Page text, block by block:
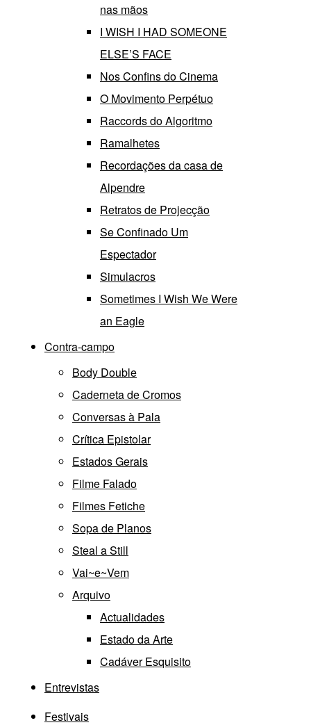
nas mãos
I WISH I HAD SOMEONE
ELSE’S FACE
Nos Confins do Cinema
O Movimento Perpétuo
Raccords do Algoritmo
Ramalhetes
Recordações da casa de
Alpendre
Retratos de Projecção
Se Confinado Um
Espectador
Simulacros
Sometimes I Wish We Were
an Eagle
Contra-campo
Body Double
Caderneta de Cromos
Conversas à Pala
Crítica Epistolar
Estados Gerais
Filme Falado
Filmes Fetiche
Sopa de Planos
Steal a Still
Vai~e~Vem
Arquivo
Actualidades
Estado da Arte
Cadáver Esquisito
Entrevistas
Festivais